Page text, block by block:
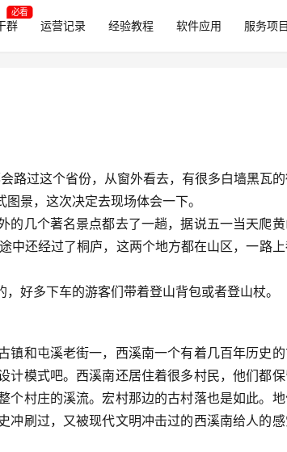
群
必看
运营记录 经验教程 软件应用 服务项
路过这个省份，从窗外看去，有很多白墙黑瓦
景，这次决定去现场体会一下。
的几个著名景点都去了一趟，据说五一当天爬
中还经过了桐庐，这两个地方都在山区，一路
好多下车的游客们带着登山背包或者登山杖。
镇和屯溪老街一，西溪南一个有着几百年历史
计模式吧。西溪南还居住着很多村民，他们都
个村庄的溪流。宏村那边的古村落也是如此。
冲刷过，又被现代文明冲击过的西溪南给人的